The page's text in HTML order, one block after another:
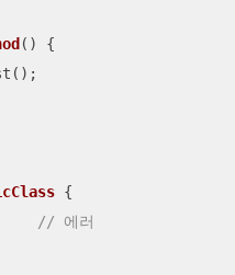
()
{
{
// 에러